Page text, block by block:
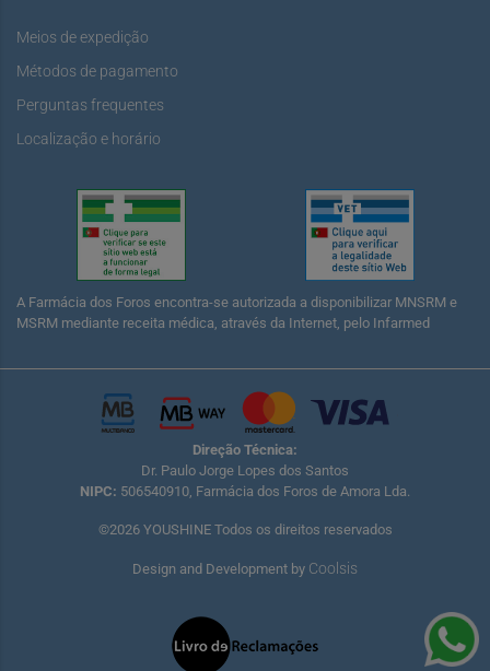
Meios de expedição
Métodos de pagamento
Perguntas frequentes
Localização e horário
A Farmácia dos Foros encontra-se autorizada a disponibilizar MNSRM e
MSRM mediante receita médica, através da Internet, pelo Infarmed
Direção Técnica:
Dr. Paulo Jorge Lopes dos Santos
NIPC: 506540910, Farmácia dos Foros de Amora Lda.
©2026 YOUSHINE Todos os direitos reservados
Design and Development by Coolsis